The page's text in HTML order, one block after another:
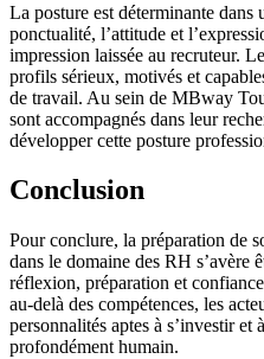
La posture est déterminante dans
ponctualité, l’attitude et
impression laissée au recruteur.
profils sérieux, motivés et
de travail. Au sein de MBway
sont accompagnés dans leur
développer cette posture
Conclusion
Pour conclure, la préparation de
dans le domaine des RH s’avère
réflexion, préparation et
au-delà des compétences, les
personnalités aptes à s’investir
profondément humain.